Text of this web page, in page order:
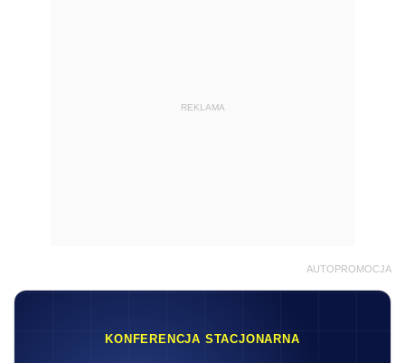
REKLAMA
AUTOPROMOCJA
KONFERENCJA STACJONARNA